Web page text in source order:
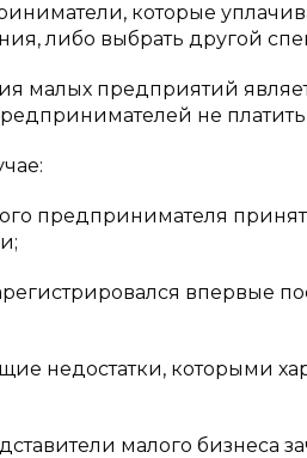
которые
либо выбрать другой
малых предприятий
не платить
предпринимателя принят
впервые
недостатки, которыми
малого бизнеса